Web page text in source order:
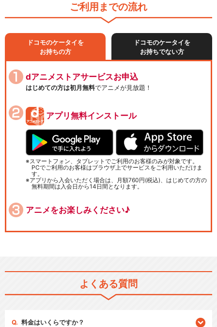
ご利用までの流れ
ドコモのケータイを
お持ちの方
ドコモのケータイを
お持ちでない方
dアニメストアサービスお申込
はじめての方は初月無料でアニメが見放題！
アプリ無料インストール
スマートフォン、タブレットでご利用のお客様のみが対象です。
PCでご利用のお客様はブラウザ上でサービスをご利用いただけま
す。
アプリから入会いただく場合は、月額760円(税込)、はじめての方の
無料期間は入会日から14日間となります。
アニメをお楽しみください♪
よくある質問
料金はいくらですか？